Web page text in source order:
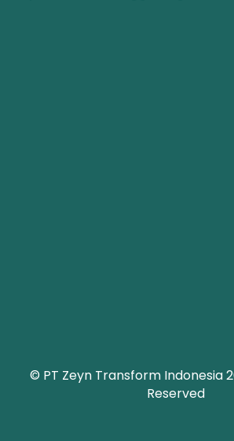
© PT Zeyn Transform Indonesia
Reserved